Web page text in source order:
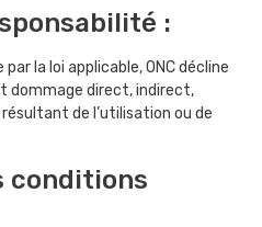
:
la loi applicable, ONC décline
dommage direct, indirect,
de l’utilisation ou de
conditions